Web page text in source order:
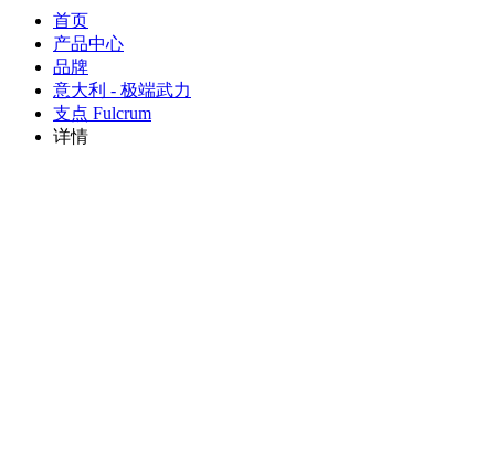
首页
产品中心
品牌
意大利 - 极端武力
支点 Fulcrum
详情